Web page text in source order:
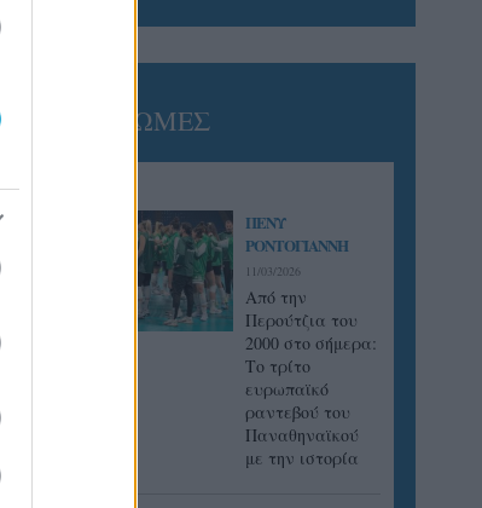
ΓΝΩΜΕΣ
ΠΕΝΥ
ΡΟΝΤΟΓΙΑΝΝΗ
11/03/2026
Από την
Περούτζια του
2000 στο σήμερα:
Tο τρίτο
ευρωπαϊκό
ραντεβού του
Παναθηναϊκού
με την ιστορία